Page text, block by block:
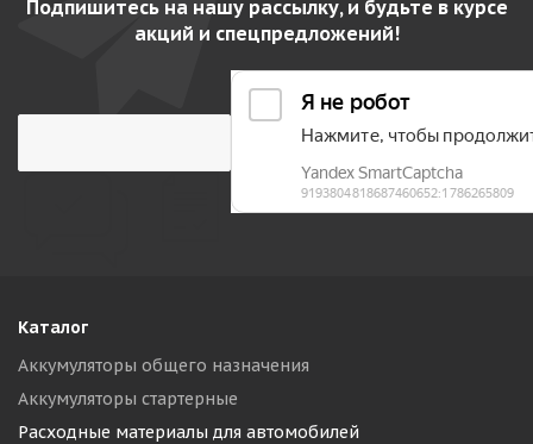
Подпишитесь на нашу рассылку, и будьте в курсе
акций и спецпредложений!
Каталог
Аккумуляторы общего назначения
Аккумуляторы стартерные
Расходные материалы для автомобилей